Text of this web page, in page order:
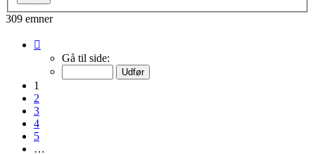
309 emner
Gå til side:
1
2
3
4
5
…